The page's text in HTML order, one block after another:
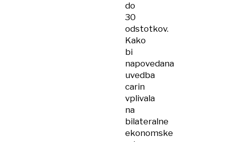
do
30
odstotkov.
Kako
bi
napovedana
uvedba
carin
vplivala
na
bilateralne
ekonomske